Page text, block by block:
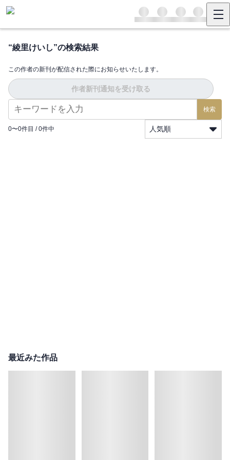
“綾里けいし”の検索結果
この作者の新刊が配信された際にお知らせいたします。
作者新刊通知を受け取る
検索
0〜0件目 / 0件中 人気順
最近みた作品